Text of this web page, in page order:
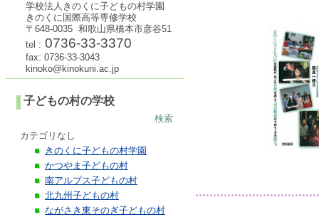
学校法人きのくに子どもの村学園
きのくに国際高等専修学校
〒648-0035 和歌山県橋本市彦谷51
tel : 0736-33-3370
fax: 0736-33-3043
kinoko@kinokuni.ac.jp
子どもの村の学校
検索
カテゴリなし
きのくに子どもの村学園
かつやま子どもの村
南アルプス子どもの村
北九州子どもの村
ながさき東そのぎ子どもの村